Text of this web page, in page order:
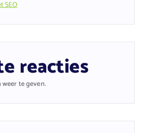
SEO
reacties
te geven.